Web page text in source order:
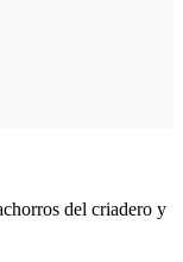
del criadero y